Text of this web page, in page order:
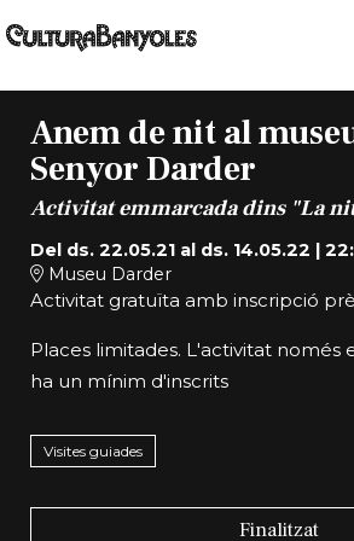
Anem de nit al
Senyor Darder
Activitat emmarcada dins "La
Del ds. 22.05.21al ds. 14.05.22 |
Museu Darder
Activitat gratuïta amb inscripció
Places limitades. L'activitat només
ha un mínim d'inscrits
Visites guiades
Finalitzat